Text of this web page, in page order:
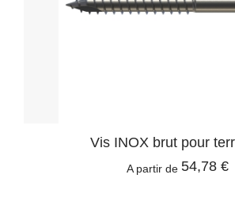
Vis INOX brut pour
A partir de 54,78 €